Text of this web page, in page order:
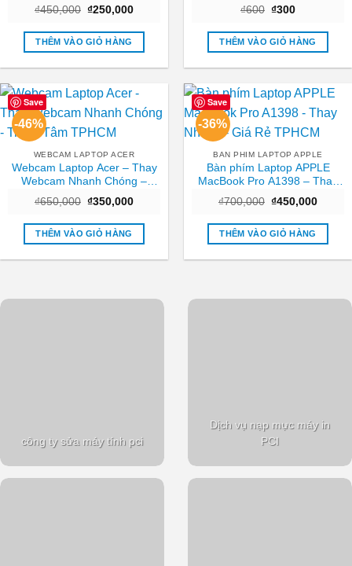
TPHCM
₫450,000 Giá
là:
₫450,000.
₫250,000Giá
tại
₫250,000.
THÊM VÀO GIỎ HÀNG
₫600 Giá
là:
₫600.
₫300Giá
tại
là:
₫300.
THÊM VÀO GIỎ HÀNG
Save
-46%
WEBCAM LAPTOP ACER
Webcam Laptop Acer – Thay
Webcam Nhanh Chóng –
₫650,000 Giá
là:
₫650,000.
₫350,000Giá
tại
₫350,000.
THÊM VÀO GIỎ HÀNG
Save
-36%
BAN PHIM LAPTOP APPLE
Bàn phím Laptop APPLE
MacBook Pro A1398 – Thay
₫700,000 Giá
là:
₫700,000.
₫450,000Giá
tại
THÊM VÀO GIỎ HÀNG
công ty sửa máy tính pci
Dịch vụ nạp mực máy in
PCI